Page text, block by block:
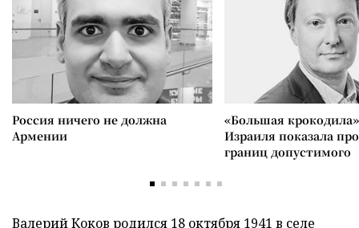
Россия ничего не должна
Армении
«Большая
Израиля показала
границ допустимого
Валерий Коков родился 18 октября 1941 в селе